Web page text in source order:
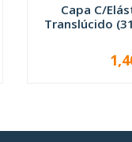
Capa C/
Translúcido